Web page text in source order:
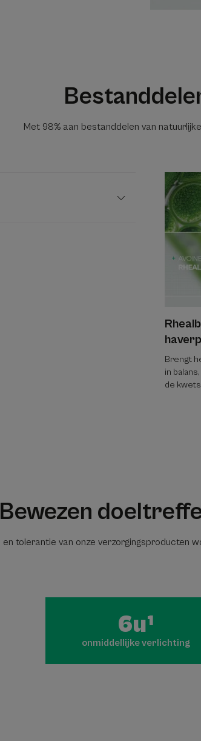
Met 98% aan bestanddelen van
Brengt
in
de
Bewezen
tolerantie van onze verzorgingsproducten
6u¹
onmiddellijke verlichting